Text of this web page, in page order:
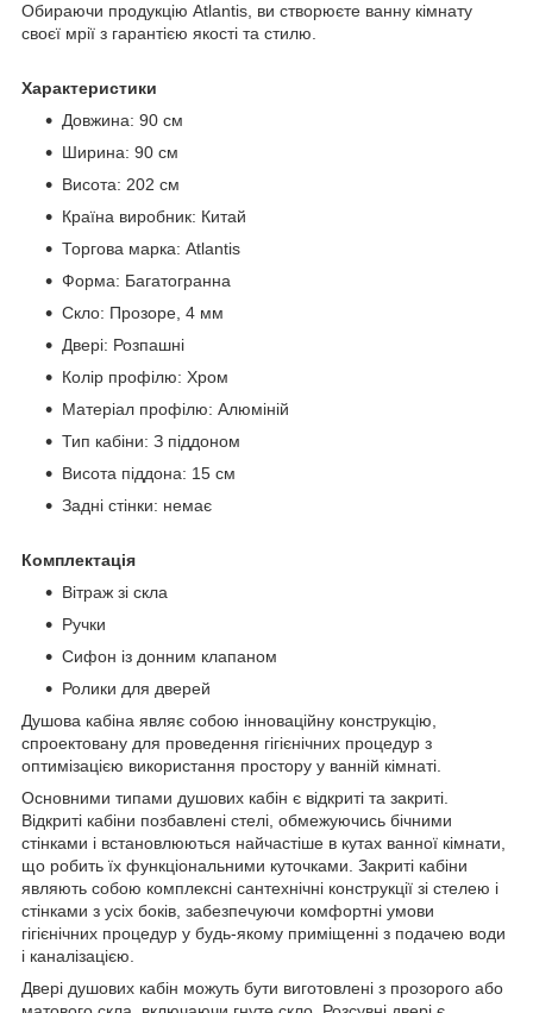
Обираючи продукцію Atlantis, ви створюєте ванну кімнату
своєї мрії з гарантією якості та стилю.
Характеристики
Довжина: 90 см
Ширина: 90 см
Висота: 202 см
Країна виробник: Китай
Торгова марка: Atlantis
Форма: Багатогранна
Скло: Прозоре, 4 мм
Двері: Розпашні
Колір профілю: Хром
Матеріал профілю: Алюміній
Тип кабіни: З піддоном
Висота піддона: 15 см
Задні стінки: немає
Комплектація
Вітраж зі скла
Ручки
Сифон із донним клапаном
Ролики для дверей
Душова кабіна являє собою інноваційну конструкцію,
спроектовану для проведення гігієнічних процедур з
оптимізацією використання простору у ванній кімнаті.
Основними типами душових кабін є відкриті та закриті.
Відкриті кабіни позбавлені стелі, обмежуючись бічними
стінками і встановлюються найчастіше в кутах ванної кімнати,
що робить їх функціональними куточками. Закриті кабіни
являють собою комплексні сантехнічні конструкції зі стелею і
стінками з усіх боків, забезпечуючи комфортні умови
гігієнічних процедур у будь-якому приміщенні з подачею води
і каналізацією.
Двері душових кабін можуть бути виготовлені з прозорого або